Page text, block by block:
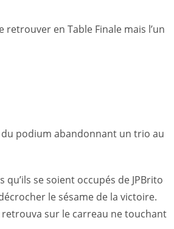
retrouver en Table Finale mais l’un
du podium abandonnant un trio au
se soient occupés de JPBrito
le sésame de la victoire.
retrouva sur le carreau ne touchant